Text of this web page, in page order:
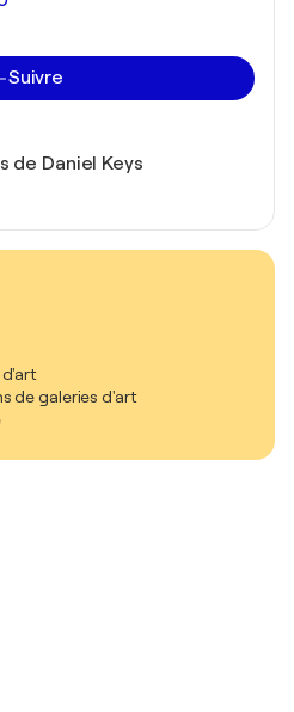
Suivre
de Daniel Keys
d'art
de galeries d'art